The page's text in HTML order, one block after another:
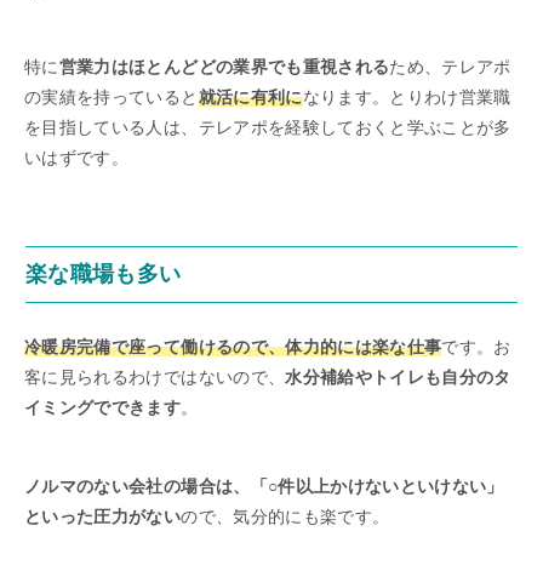
特に営業力はほとんどどの業界でも重視されるため、テレアポ
の実績を持っていると 就活に有利になります。とりわけ営業職
を目指している人は、テレアポを経験しておくと学ぶことが多
いはずです。
楽な職場も多い
冷暖房完備で座って働けるので、体力的には楽な仕事です。お
客に見られるわけではないので、水分補給やトイレも自分のタ
イミングでできます。
ノルマのない会社の場合は、「○件以上かけないといけない」
といった圧力がないので、気分的にも楽です。